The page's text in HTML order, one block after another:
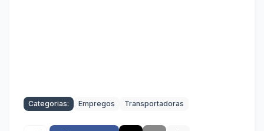
Categorias: Empregos Transportadoras